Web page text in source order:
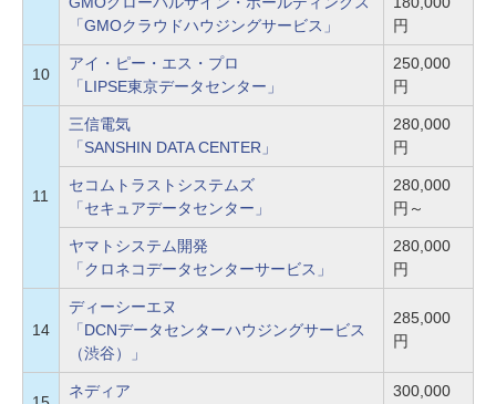
「GMOクラウドハウジングサービス」
円
10
アイ・ピー・エス・プロ
「LIPSE東京データセンター」
250,000
円
11
三信電気
「SANSHIN DATA CENTER」
280,000
円
セコムトラストシステムズ
「セキュアデータセンター」
280,000
円～
ヤマトシステム開発
「クロネコデータセンターサービス」
280,000
円
14
ディーシーエヌ
「DCNデータセンターハウジングサービス
（渋谷）」
285,000
円
ネディア
300,000